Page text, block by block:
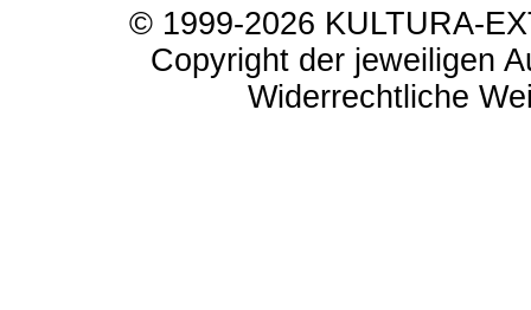
© 1999-2026 KULTURA-
Copyright der jeweiligen
Widerrechtliche